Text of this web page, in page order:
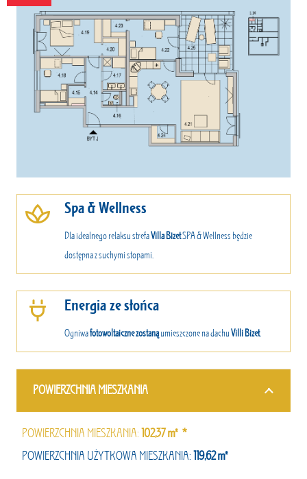
Spa & Wellness
Dla idealnego relaksu strefaVilla BizetSPA & Wellness będzie
dostępna z suchymi stopami.
Energia ze słońca
Ogniwafotowoltaiczne zostanąumieszczone na dachuVilli Bizet.
POWIERZCHNIA MIESZKANIA
POWIERZCHNIA MIESZKANIA: 102,37㎡ *
POWIERZCHNIA UŻYTKOWA MIESZKANIA: 119,62㎡